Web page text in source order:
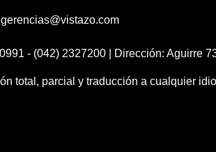
- (042) 2327200 | Dirección: Aguirre
total, parcial y traducción a cualquier